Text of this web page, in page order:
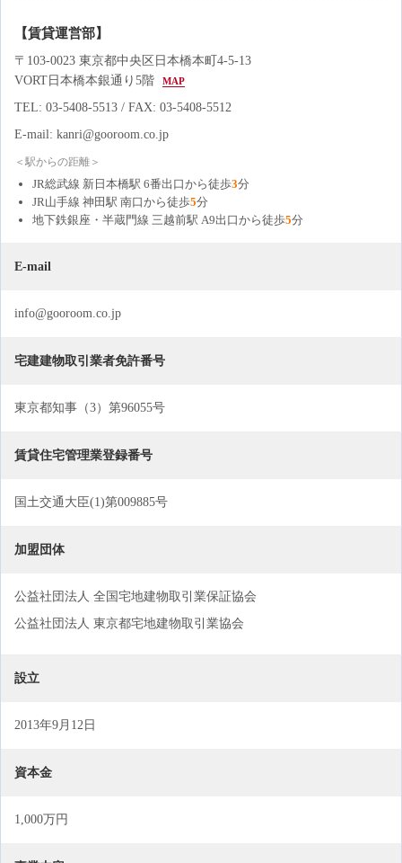
【賃貸運営部】
〒103-0023 東京都中央区日本橋本町4-5-13
VORT日本橋本銀通り5階
MAP
TEL: 03-5408-5513 / FAX: 03-5408-5512
E-mail: kanri@gooroom.co.jp
＜駅からの距離＞
JR総武線 新日本橋駅 6番出口から徒歩3分
JR山手線 神田駅 南口から徒歩5分
地下鉄銀座・半蔵門線 三越前駅 A9出口から徒歩5分
E-mail
info@gooroom.co.jp
宅建建物取引業者免許番号
東京都知事（3）第96055号
賃貸住宅管理業登録番号
国土交通大臣(1)第009885号
加盟団体
公益社団法人 全国宅地建物取引業保証協会
公益社団法人 東京都宅地建物取引業協会
設立
2013年9月12日
資本金
1,000万円